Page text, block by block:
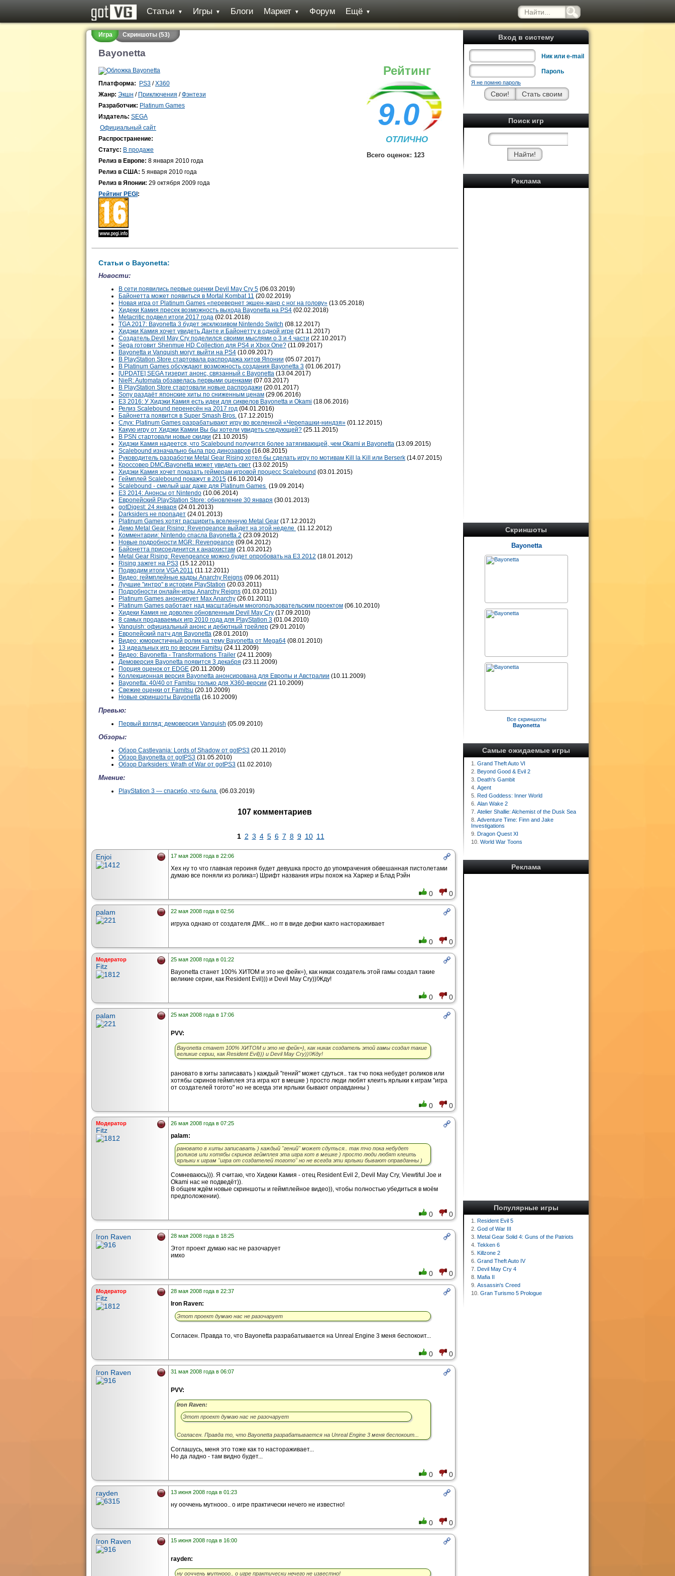
Статьи ▼ Игры ▼ Блоги Маркет ▼ Форум Ещё ▼
Вход в систему
Ник или e-mail
Пароль
Я не помню пароль
Поиск игр
Реклама
Скриншоты
Bayonetta
Все скриншоты
Bayonetta
Самые ожидаемые игры
1. Grand Theft Auto VI
2. Beyond Good & Evil 2
3. Death's Gambit
4. Agent
5. Red Goddess: Inner World
6. Alan Wake 2
7. Atelier Shallie: Alchemist of the Dusk Sea
8. Adventure Time: Finn and Jake
Investigations
9. Dragon Quest XI
10. World War Toons
Реклама
Популярные игры
1. Resident Evil 5
2. God of War III
3. Metal Gear Solid 4: Guns of the Patriots
4. Tekken 6
5. Killzone 2
6. Grand Theft Auto IV
7. Devil May Cry 4
8. Mafia II
9. Assassin's Creed
10. Gran Turismo 5 Prologue
Игра Скриншоты (53)
Bayonetta
Рейтинг
9.0
ОТЛИЧНО
Всего оценок: 123
Платформа: PS3 /X360
Жанр: Экшн / Приключения /Фэнтези
Разработчик: Platinum Games
Издатель: SEGA
Официальный сайт
Распространение:
Статус: В продаже
Релиз в Европе: 8 января 2010 года
Релиз в США: 5 января 2010 года
Релиз в Японии: 29 октября 2009 года
Рейтинг PEGI :
Статьи о Bayonetta:
Новости:
В сети появились первые оценки Devil May Cry 5 (06.03.2019)
Байонетта может появиться в Mortal Kombat 11 (20.02.2019)
Новая игра от Platinum Games «перевернет экшен-жанр с ног на голову» (13.05.2018)
Хидеки Камия пресек возможность выхода Bayonetta на PS4 (02.02.2018)
Metacritic подвел итоги 2017 года (02.01.2018)
TGA 2017: Bayonetta 3 будет эксклюзивом Nintendo Switch (08.12.2017)
Хидэки Камия хочет увидеть Данте и Байонетту в одной игре (21.11.2017)
Создатель Devil May Cry поделился своими мыслями о 3 и 4 части (22.10.2017)
Sega готовит Shenmue HD Collection для PS4 и Xbox One? (11.09.2017)
Bayonetta и Vanquish могут выйти на PS4 (10.09.2017)
В PlayStation Store стартовала распродажа хитов Японии (05.07.2017)
В Platinum Games обсуждают возможность создания Bayonetta 3 (01.06.2017)
[UPDATE] SEGA тизерит анонс, связанный с Bayonetta (13.04.2017)
NieR: Automata обзавелась первыми оценками (07.03.2017)
В PlayStation Store стартовали новые распродажи (20.01.2017)
Sony раздаёт японские хиты по сниженным ценам (29.06.2016)
E3 2016: У Хидэки Камия есть идеи для сиквелов Bayonetta и Okami (18.06.2016)
Релиз Scalebound перенесён на 2017 год (04.01.2016)
Байонетта появится в Super Smash Bros. (17.12.2015)
Слух: Platinum Games разрабатывают игру во вселенной «Черепашки-ниндзя» (01.12.2015)
Какую игру от Хидэки Камии Вы бы хотели увидеть следующей? (25.11.2015)
В PSN стартовали новые скидки (21.10.2015)
Хидэки Камия надеется, что Scalebound получится более затягивающей, чем Okami и Bayonetta (13.09.2015)
Scalebound изначально была про динозавров (16.08.2015)
Руководитель разработки Metal Gear Rising хотел бы сделать игру по мотивам Kill la Kill или Berserk (14.07.2015)
Кроссовер DMC/Bayonetta может увидеть свет (13.02.2015)
Хидэки Камия хочет показать геймерам игровой процесс Scalebound (03.01.2015)
Геймплей Scalebound покажут в 2015 (16.10.2014)
Scalebound - смелый шаг даже для Platinum Games (19.09.2014)
E3 2014: Анонсы от Nintendo (10.06.2014)
Европейский PlayStation Store: обновление 30 января (30.01.2013)
gotDigest: 24 января (24.01.2013)
Darksiders не пропадет (24.01.2013)
Platinum Games хотят расширить вселенную Metal Gear (17.12.2012)
Демо Metal Gear Rising: Revengeance выйдет на этой неделе (11.12.2012)
Комментарии: Nintendo спасла Bayonetta 2 (23.09.2012)
Новые подробности MGR: Revengeance (09.04.2012)
Байонетта присоединится к анархистам (21.03.2012)
Metal Gear Rising: Revengeance можно будет опробовать на E3 2012 (18.01.2012)
Rising зажгет на PS3 (15.12.2011)
Подводим итоги VGA 2011 (11.12.2011)
Видео: геймплейные кадры Anarchy Reigns (09.06.2011)
Лучшие "интро" в истории PlayStation (20.03.2011)
Подробности онлайн-игры Anarchy Reigns (01.03.2011)
Platinum Games анонсирует Max Anarchy (26.01.2011)
Platinum Games работает над масштабным многопользовательским проектом (06.10.2010)
Хидеки Камия не доволен обновленным Devil May Cry (17.09.2010)
8 самых продаваемых игр 2010 года для PlayStation 3 (01.04.2010)
Vanquish: официальный анонс и дебютный трейлер (29.01.2010)
Европейский патч для Bayonetta (28.01.2010)
Видео: юмористичный ролик на тему Bayonetta от Mega64 (08.01.2010)
13 идеальных игр по версии Famitsu (24.11.2009)
Видео: Bayonetta - Transformations Trailer (24.11.2009)
Демоверсия Bayonetta появится 3 декабря (23.11.2009)
Порция оценок от EDGE (20.11.2009)
Коллекционная версия Bayonetta анонсирована для Европы и Австралии (10.11.2009)
Bayonetta: 40/40 от Famitsu только для X360-версии (21.10.2009)
Свежие оценки от Famitsu (20.10.2009)
Новые скриншоты Bayonetta (16.10.2009)
Превью:
Первый взгляд: демоверсия Vanquish (05.09.2010)
Обзоры:
Обзор Castlevania: Lords of Shadow от gotPS3 (20.11.2010)
Обзор Bayonetta от gotPS3 (31.05.2010)
Обзор Darksiders: Wrath of War от gotPS3 (11.02.2010)
Мнение:
PlayStation 3 — спасибо, что была (06.03.2019)
107 комментариев
1 2 3 4 5 6 7 8 9 10 11
Enjoi 17 мая 2008 года в 22:06
Хех ну то что главная героиня будет девушка просто до упомрачения обвешанная пистолетами
думаю все поняли из ролика=) Шрифт названия игры похож на Харкер и Блад Рэйн
0 0
palam 22 мая 2008 года в 02:56
игруха однако от создателя ДМК... но гг в виде дефки както настораживает
0 0
Модератор
Fitz
25 мая 2008 года в 01:22
Bayonetta станет 100% ХИТОМ и это не фейк=), как никак создатель этой гамы создал такие
великие серии, как Resident Evil))) и Devil May Cry))!Жду!
0 0
palam 25 мая 2008 года в 17:06
PVV:
Bayonetta станет 100% ХИТОМ и это не фейк=), как никак создатель этой гамы создал такие
великие серии, как Resident Evil))) и Devil May Cry))!Жду!
рановато в хиты записавать ) каждый "гений" может сдуться.. так тчо пока небудет роликов или
хотябы скринов геймплея эта игра кот в мешке ) просто люди любят клеить ярлыки к играм "игра
от создателей тогото" но не всегда эти ярлыки бывают оправданны )
0 0
Модератор
Fitz
26 мая 2008 года в 07:25
palam:
рановато в хиты записавать ) каждый "гений" может сдуться.. так тчо пока небудет
роликов или хотябы скринов геймплея эта игра кот в мешке ) просто люди любят клеить
ярлыки к играм "игра от создателей тогото" но не всегда эти ярлыки бывают оправданны )
Сомневаюсь))). Я считаю, что Хидеки Камия - отец Resident Evil 2, Devil May Cry, Viewtiful Joe и
Okami нас не подведёт)).
В общем ждём новые скриншоты и геймплейное видео)), чтобы полностью убедиться в моём
предположении).
0 0
Iron Raven 28 мая 2008 года в 18:25
Этот проект думаю нас не разочарует
имхо
0 0
Модератор
Fitz
28 мая 2008 года в 22:37
Iron Raven:
Этот проект думаю нас не разочарует
Согласен. Правда то, что Bayonetta разрабатывается на Unreal Engine 3 меня беспокоит...
0 0
Iron Raven 31 мая 2008 года в 06:07
PVV:
Iron Raven:
Этот проект думаю нас не разочарует
Согласен. Правда то, что Bayonetta разрабатывается на Unreal Engine 3 меня беспокоит...
Соглашусь, меня это тоже как то настораживает...
Но да ладно - там видно будет...
0 0
rayden 13 июня 2008 года в 01:23
ну ооччень мутнооо.. о игре практически нечего не известно!
0 0
Iron Raven 15 июня 2008 года в 16:00
rayden:
ну ооччень мутнооо.. о игре практически нечего не известно!